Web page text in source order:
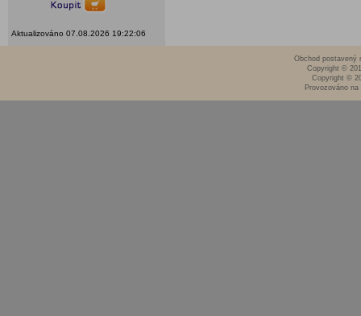
Aktualizováno 07.08.2026 19:22:06
Obchod postavený
Copyright ©
Copyright ©
Provozováno